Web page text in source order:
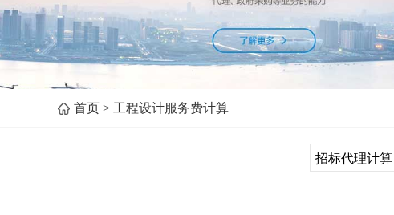
首页 > 工程设计服务费计算
招标代理计算